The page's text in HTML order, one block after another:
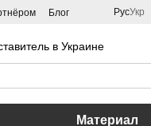
Блог РусУкр
в Украине
Материал